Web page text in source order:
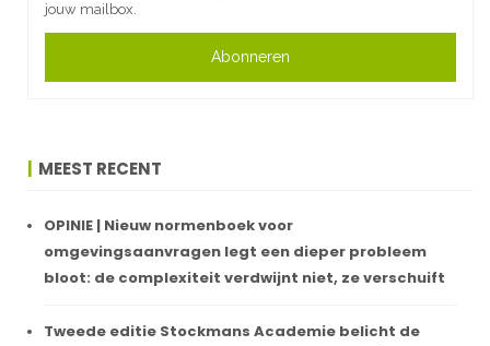
jouw mailbox.
Abonneren
MEEST RECENT
OPINIE | Nieuw normenboek voor
omgevingsaanvragen legt een dieper probleem
bloot: de complexiteit verdwijnt niet, ze verschuift
Tweede editie Stockmans Academie belicht de